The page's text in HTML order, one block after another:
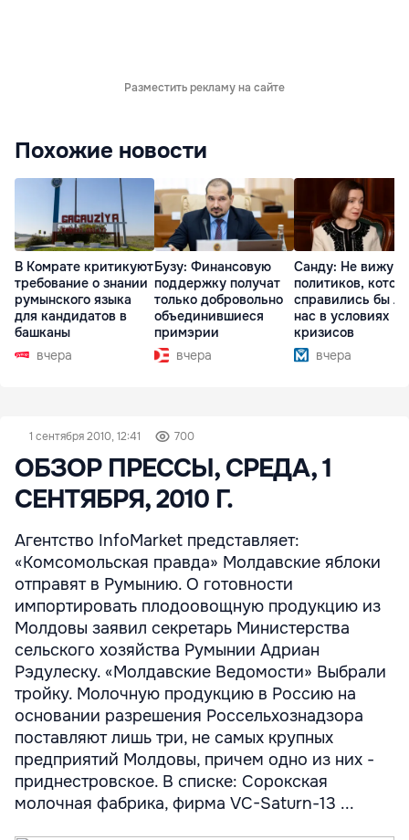
Разместить рекламу на сайте
Похожие новости
В Комрате критикуют
требование о знании
румынского языка
для кандидатов в
башканы
вчера
Бузу: Финансовую
поддержку получат
только добровольно
объединившиеся
примэрии
вчера
Санду: Не вижу
политиков,
справились бы
нас в условиях
кризисов
вчера
1 сентября 2010, 12:41 700
ОБЗОР ПРЕССЫ, СРЕДА, 1
СЕНТЯБРЯ, 2010 Г.
Агентство InfoMarket представляет:
«Комсомольская правда» Молдавские яблоки
отправят в Румынию. О готовности
импортировать плодоовощную продукцию из
Молдовы заявил секретарь Министерства
сельского хозяйства Румынии Адриан
Рэдулеску. «Молдавские Ведомости» Выбрали
тройку. Молочную продукцию в Россию на
основании разрешения Россельхознадзора
поставляют лишь три, не самых крупных
предприятий Молдовы, причем одно из них -
приднестровское. В списке: Сорокская
молочная фабрика, фирма VC-Saturn-13 ...